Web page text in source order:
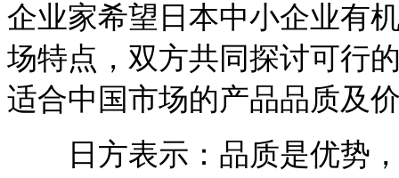
企业家希望日本中小企业有
场特点，双方共同探讨可行
适合中国市场的产品品质及
日方表示：品质是优势，